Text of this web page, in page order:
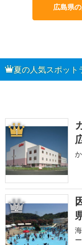
広島県
夏の人気スポット
1
2